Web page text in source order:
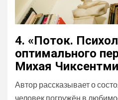
4. «Поток.
оптимального
Михая
Автор рассказывает о
человек погружён в